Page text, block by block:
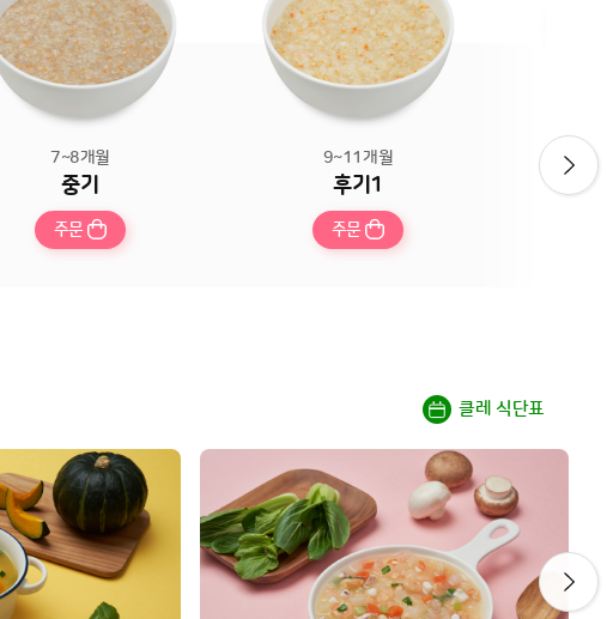
7~8개월
중기
주문
9~11개월
후기1
주문
클레 식단표
최대 12개월 보관! 외출용 9~11개월 이유식